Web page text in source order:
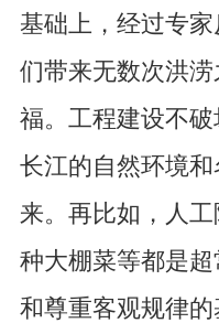
基础上，经过专
们带来无数次洪
福。工程建设不
长江的自然环境
来。再比如，人
种大棚菜等都是
和尊重客观规律